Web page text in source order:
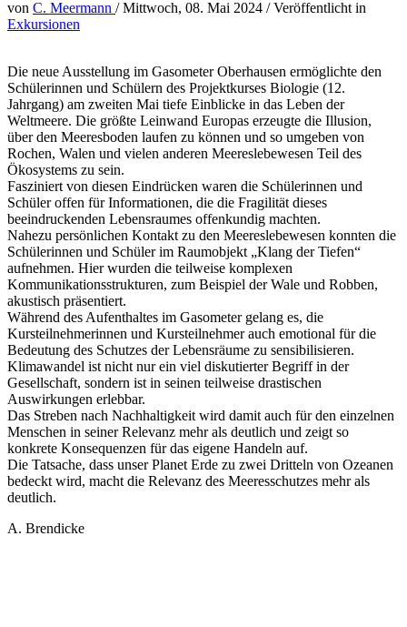
von C. Meermann /Mittwoch, 08. Mai 2024 /Veröffentlicht in
Exkursionen
Die neue Ausstellung im Gasometer Oberhausen ermöglichte den
Schülerinnen und Schülern des Projektkurses Biologie (12.
Jahrgang) am zweiten Mai tiefe Einblicke in das Leben der
Weltmeere. Die größte Leinwand Europas erzeugte die Illusion,
über den Meeresboden laufen zu können und so umgeben von
Rochen, Walen und vielen anderen Meereslebewesen Teil des
Ökosystems zu sein.
Fasziniert von diesen Eindrücken waren die Schülerinnen und
Schüler offen für Informationen, die die Fragilität dieses
beeindruckenden Lebensraumes offenkundig machten.
Nahezu persönlichen Kontakt zu den Meereslebewesen konnten die
Schülerinnen und Schüler im Raumobjekt „Klang der Tiefen“
aufnehmen. Hier wurden die teilweise komplexen
Kommunikationsstrukturen, zum Beispiel der Wale und Robben,
akustisch präsentiert.
Während des Aufenthaltes im Gasometer gelang es, die
Kursteilnehmerinnen und Kursteilnehmer auch emotional für die
Bedeutung des Schutzes der Lebensräume zu sensibilisieren.
Klimawandel ist nicht nur ein viel diskutierter Begriff in der
Gesellschaft, sondern ist in seinen teilweise drastischen
Auswirkungen erlebbar.
Das Streben nach Nachhaltigkeit wird damit auch für den einzelnen
Menschen in seiner Relevanz mehr als deutlich und zeigt so
konkrete Konsequenzen für das eigene Handeln auf.
Die Tatsache, dass unser Planet Erde zu zwei Dritteln von Ozeanen
bedeckt wird, macht die Relevanz des Meeresschutzes mehr als
deutlich.
A. Brendicke